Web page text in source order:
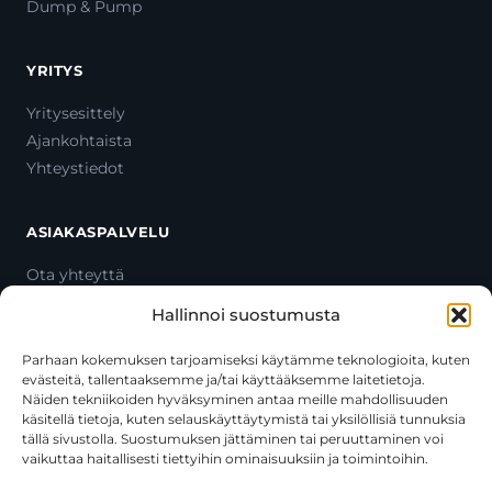
Hallinnoi suostumusta
Parhaan kokemuksen tarjoamiseksi käytämme teknologioita, kuten
evästeitä, tallentaaksemme ja/tai käyttääksemme laitetietoja.
Näiden tekniikoiden hyväksyminen antaa meille mahdollisuuden
käsitellä tietoja, kuten selauskäyttäytymistä tai yksilöllisiä tunnuksia
tällä sivustolla. Suostumuksen jättäminen tai peruuttaminen voi
vaikuttaa haitallisesti tiettyihin ominaisuuksiin ja toimintoihin.
Dump & Pump
YRITYS
Yritysesittely
Ajankohtaista
Yhteystiedot
ASIAKASPALVELU
Ota yhteyttä
Toimitustavat
Usein kysytyt kysymykset
+358 44 270 3795
asiakaspalvelu@toolcat.fi